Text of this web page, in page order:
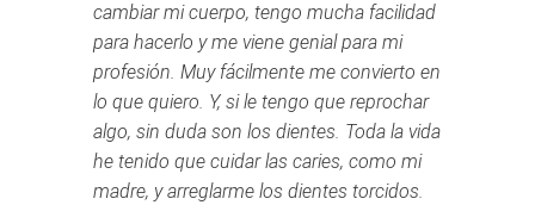
cambiar mi cuerpo, tengo mucha facilidad
para hacerlo y me viene genial para mi
profesión. Muy fácilmente me convierto en
lo que quiero. Y, si le tengo que reprochar
algo, sin duda son los dientes. Toda la vida
he tenido que cuidar las caries, como mi
madre, y arreglarme los dientes torcidos.